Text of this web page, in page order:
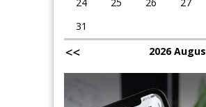
31
2026